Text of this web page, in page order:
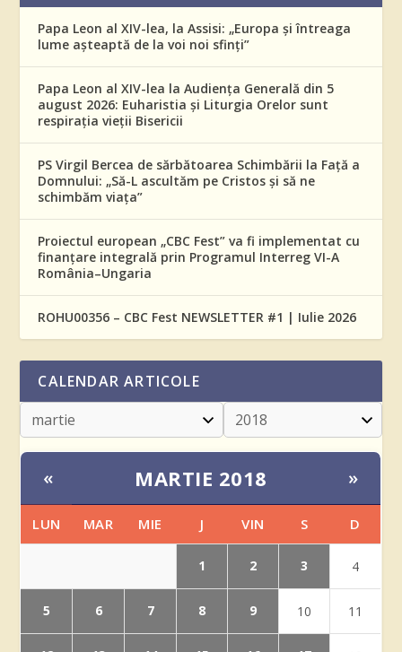
Papa Leon al XIV-lea, la Assisi: „Europa și întreaga
lume așteaptă de la voi noi sfinți”
Papa Leon al XIV-lea la Audiența Generală din 5
august 2026: Euharistia și Liturgia Orelor sunt
respirația vieții Bisericii
PS Virgil Bercea de sărbătoarea Schimbării la Față a
Domnului: „Să-L ascultăm pe Cristos și să ne
schimbăm viața”
Proiectul european „CBC Fest” va fi implementat cu
finanțare integrală prin Programul Interreg VI-A
România–Ungaria
ROHU00356 – CBC Fest NEWSLETTER #1 | Iulie 2026
CALENDAR ARTICOLE
« MARTIE 2018 »
LUN MAR MIE J VIN S D
1 2 3 4
5 6 7 8 9 10 11